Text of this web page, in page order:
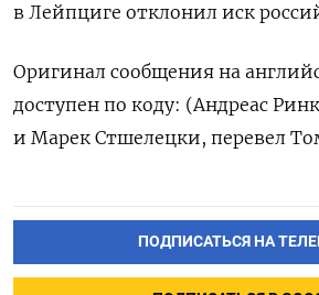
в Лейпциге отклонил иск
Оригинал сообщения на
доступен по коду: (Андреас
и Марек Стшелецки, перевел
ПОДПИСАТЬСЯ НА